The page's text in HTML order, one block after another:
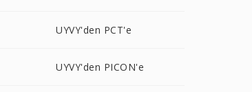
UYVY'den PCT'e
UYVY'den PICON'e